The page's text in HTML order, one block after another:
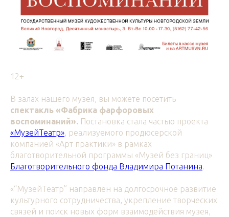
12+
В залах нашего музея, вы можете посетить
спектакль «Фабрика фарфоровых
воспоминаний». Постановка стала частью проекта
«МузейТеатр» , реализуемого продюсерской
компанией «Арт практики» в рамках
благотворительной программы «Музей без границ»
Благотворительного фонда Владимира Потанина
«“МузейТеатр” направлен на долгосрочное развитие
культурного сотрудничества, укрепление творческих
связей и поиск новых форм взаимодействия музея,